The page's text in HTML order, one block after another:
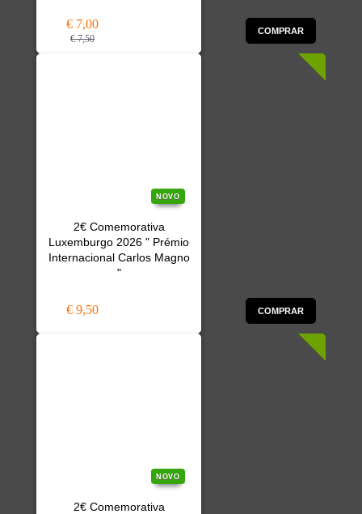
€ 7,00
€ 7,50
COMPRAR
NOVO
2€ Comemorativa
Luxemburgo 2026 " Prémio
Internacional Carlos Magno
"
€ 9,50 COMPRAR
NOVO
2€ Comemorativa